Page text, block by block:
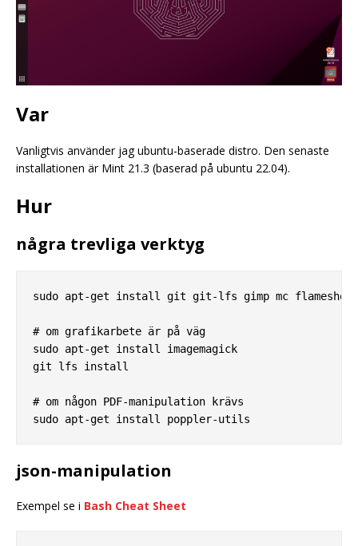
Var
Vanligtvis använder jag ubuntu-baserade distro. Den senaste
installationen är Mint 21.3 (baserad på ubuntu 22.04).
Hur
några trevliga verktyg
sudo apt-get install git git-lfs gimp mc flameshot
# om grafikarbete är på väg
sudo apt-get install imagemagick
git lfs install
# om någon PDF-manipulation krävs
json-manipulation
Exempel se i Bash Cheat Sheet